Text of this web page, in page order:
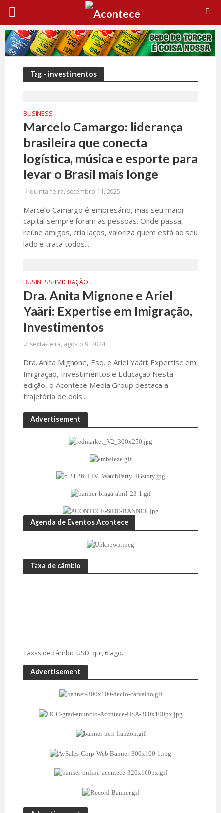
Tag - investimentos
BUSINESS
Marcelo Camargo: liderança
brasileira que conecta
logística, música e esporte para
levar o Brasil mais longe
quinta-feira, setembro 11, 2025
Marcelo Camargo é empresário, mas seu maior
capital sempre foram as pessoas. Onde passa,
reúne amigos, cria laços, valoriza quem está ao seu
lado e trata todos...
BUSINESS•IMIGRAÇÃO
Dra. Anita Mignone e Ariel
Yaäri: Expertise em Imigração,
Investimentos
sexta-feira, agosto 9, 2024
Dra. Anita Mignone, Esq. e Ariel Yaäri: Expertise em
Imigração, Investimentos e Educação Nesta
edição, o Acontece Media Group destaca a
trajetória de dois...
Advertisement
Agenda de Eventos Acontece
Taxa de câmbio
Taxas de câmbio USD: qui, 6 ago.
Advertisement